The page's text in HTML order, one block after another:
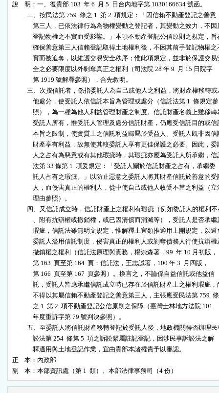
說    明：一、復貴部 103  年 6  月 5  日台內地字第 1030166634 號函。
          二、按民法第 759  條之 1  第 2  項規定：「因信賴不動產登記之善意
第三人，已依法律行為為物權變動之登記者，其變動之效力，不因
登記物權之不實而受影響。」本項不動產登記公信原則之規定，旨
確保善意第三人信賴登記取得土地權利後，不因其前手登記物權之
實而被追奪，以維護交易安全秩序；惟此項規定，並非於保護交易
              全之必要限度以外剝奪真正之權利（司法院 28 年 9  月 15 日院字
              第 1919 號解釋參照），合先敘明。
三、次按信託者，係指委託人為自己或他人之利益，將財產權移轉
              他處分，使受託人依信託本旨為管理或處分（信託法第 1  條規定參
照），為一種為他人利益管理財產之制度。信託財產名義上雖移轉
受託人所有，惟受託人管理及處分信託財產，仍應受信託目的或信
本旨之限制，使實質上之信託利益歸屬於受益人。受託人既非因信
財產享有利益，故無使其較委託人享有更佳保護之必要。因此，委
人之占有為惡意或有其他瑕疵時，其瑕疵亦應為受託人所承繼，信
              法第 33 條第 1  項爰規定：「受託人關於信託財產之占有，承繼委
託人占有之瑕疵。」以防止惡意之委託人將其財產信託於善意的受
人，而侵害真正的權利人，從中使自己或他人收受不當之利益（立
              理由參照）。
四、又信託成立時，信託財產上之權利有瑕疵（例如委託人的權利
、附有抗辯權或撤銷權，或已因清償而消滅等），受託人是否承繼
瑕疵，信託法雖無明文規定，惟解釋上宜類推適用上開規定，以避
委託人濫用信託制度，侵害真正的權利人或剝奪債務人行使抗辯權
              撤銷權之權利（信託法原理與實務，楊崇森著，99  年 10 月初版，
              第 163  頁至第 164  頁；信託法，王志誠著，100 年 3  月四版，
              第 166  頁至第 167  頁參照）。換言之，不論係自益信託或他益信
託，受託人皆應承繼信託成立時已存在於信託財產上之權利瑕疵，
              不得以其屬信賴不動產登記之善意第三人，主張應受民法第 759  條
              之 1  第 2  項不動產登記公信原則之保障（臺灣士林地方法院 101
              年度重訴字第 79 號判決參照）。
五、至委託人將信託財產移轉登記於受託人後，地政機關得否辦理
              訟法第 254  條第 5  項之訴訟繫屬註記登記，因涉民事訴訟法之解
              釋適用與土地登記作業，宜由貴部本諸權責予以審認。
正    本：內政部
副    本：本部資訊處（第 1  類）、本部法律事務司（4 份）